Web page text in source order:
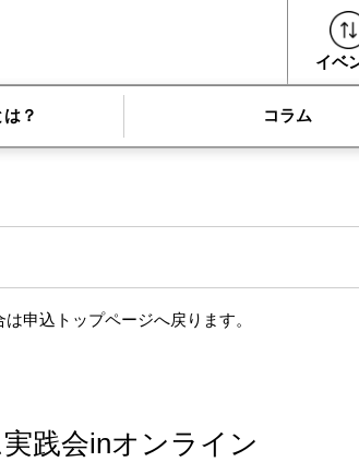
イベ
？ コラム
申込トップページへ戻ります。
践会inオンライン